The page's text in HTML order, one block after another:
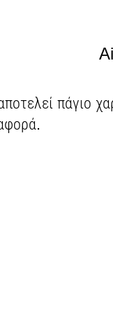
πάγιο